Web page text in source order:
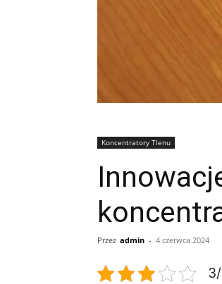
Koncentratory Tlenu
Przez admin - 4 czerwca 2024